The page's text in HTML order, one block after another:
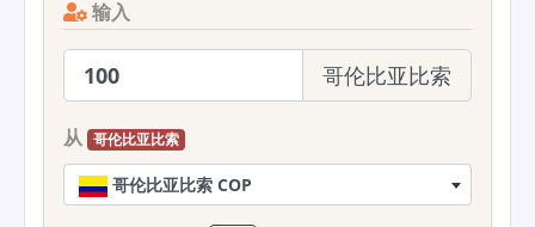
输入
哥伦比亚比索
从 哥伦比亚比索
哥伦比亚比索 COP